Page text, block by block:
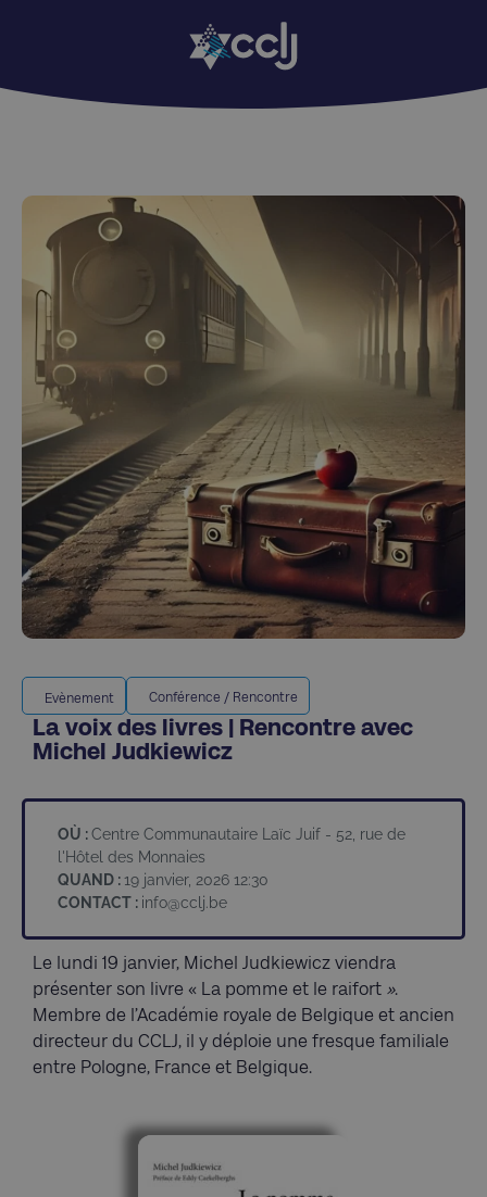
Evènement Conférence / Rencontre
La voix des livres | Rencontre avec
Michel Judkiewicz
OÙ :Centre Communautaire Laïc Juif - 52, rue de
l'Hôtel des Monnaies
QUAND :19 janvier, 2026 12:30
CONTACT : info@cclj.be
Le lundi 19 janvier, Michel Judkiewicz viendra
présenter son livre « La pomme et le raifort ».
Membre de l’Académie royale de Belgique et ancien
directeur du CCLJ, il y déploie une fresque familiale
entre Pologne, France et Belgique.